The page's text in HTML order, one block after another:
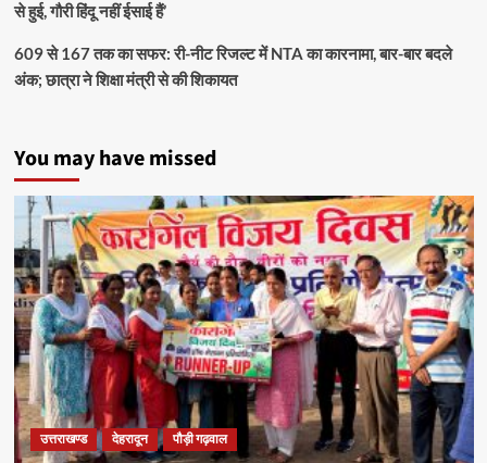
से हुई, गौरी हिंदू नहीं ईसाई हैं’
609 से 167 तक का सफर: री-नीट रिजल्ट में NTA का कारनामा, बार-बार बदले
अंक; छात्रा ने शिक्षा मंत्री से की शिकायत
You may have missed
उत्तराखण्ड देहरादून पौड़ी गढ़वाल